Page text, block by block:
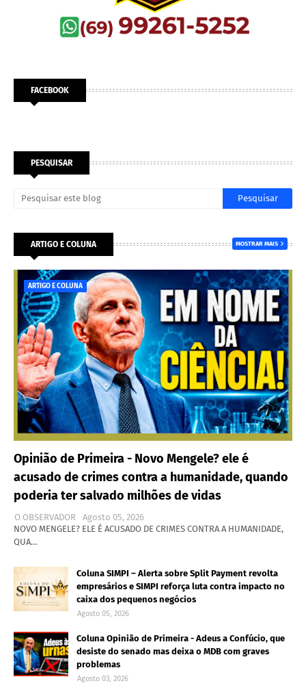
FACEBOOK
PESQUISAR
ARTIGO E COLUNA MOSTRAR MAIS
ARTIGO E COLUNA
Opinião de Primeira - Novo Mengele? ele é
acusado de crimes contra a humanidade, quando
poderia ter salvado milhões de vidas
O OBSERVADOR
Agosto 05, 2026
NOVO MENGELE? ELE É ACUSADO DE CRIMES CONTRA A HUMANIDADE,
QUA…
Coluna SIMPI – Alerta sobre Split Payment revolta
empresários e SIMPI reforça luta contra impacto no
caixa dos pequenos negócios
Agosto 05, 2026
Coluna Opinião de Primeira - Adeus a Confúcio, que
desiste do senado mas deixa o MDB com graves
problemas
Agosto 03, 2026